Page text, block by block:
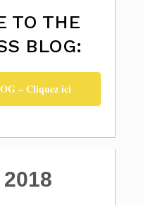
TO THE
BLOG:
– Cliquez ici